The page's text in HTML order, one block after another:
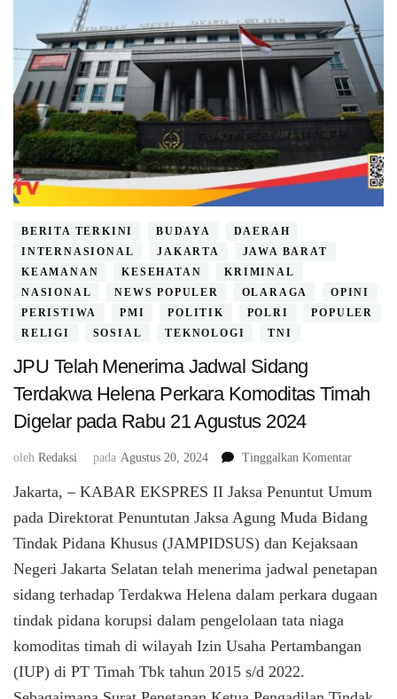
BERITA TERKINI BUDAYA
DAERAH
INTERNASIONAL
JAKARTA
JAWA BARAT
KEAMANAN
KESEHATAN
KRIMINAL
NASIONAL
NEWS POPULER OLARAGA
OPINI
PERISTIWA
PMI POLITIK POLRI
POPULER
RELIGI
SOSIAL TEKNOLOGI TNI
JPU Telah Menerima Jadwal Sidang
Terdakwa Helena Perkara Komoditas Timah
Digelar pada Rabu 21 Agustus 2024
oleh Redaksi pada Agustus 20, 2024 Tinggalkan Komentarpada
Telah
Sidang
Perkara
Timah
Jakarta, – KABAR EKSPRES II Jaksa Penuntut Umum
pada Direktorat Penuntutan Jaksa Agung Muda Bidang
Tindak Pidana Khusus (JAMPIDSUS) dan Kejaksaan
Negeri Jakarta Selatan telah menerima jadwal penetapan
sidang terhadap Terdakwa Helena dalam perkara dugaan
tindak pidana korupsi dalam pengelolaan tata niaga
komoditas timah di wilayah Izin Usaha Pertambangan
(IUP) di PT Timah Tbk tahun 2015 s/d 2022.